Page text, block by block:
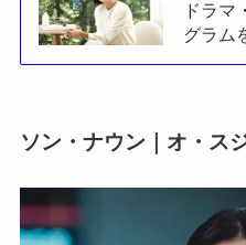
ドラマ
グラム
ソン・ナウン｜オ・ス